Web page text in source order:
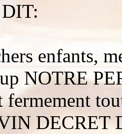
enfants,
NOTRE
fermement
DECRET